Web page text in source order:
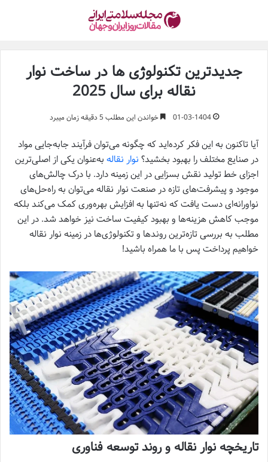
جدیدترین تکنولوژی ها در ساخت نوار
نقاله برای سال 2025
01-03-1404 خواندن این مطلب 5 دقیقه زمان میبرد
آیا تاکنون به این فکر کرده‌اید که چگونه می‌توان فرآیند جابه‌جایی مواد
در صنایع مختلف را بهبود بخشید؟ نوار نقاله به‌عنوان یکی از اصلی‌ترین
اجزای خط تولید نقش بسزایی در این زمینه دارد. با درک چالش‌های
موجود و پیشرفت‌های تازه در صنعت نوار نقاله می‌توان به راه‌حل‌های
نواورانه‌ای دست یافت که نه‌تنها به افزایش بهره‌وری کمک می‌کند بلکه
موجب کاهش هزینه‌ها و بهبود کیفیت ساخت نیز خواهد شد. در این
مطلب به بررسی تازه‌ترین روندها و تکنولوژی‌ها در زمینه نوار نقاله
خواهیم پرداخت پس با ما همراه باشید!
تاریخچه نوار نقاله و روند توسعه فناوری